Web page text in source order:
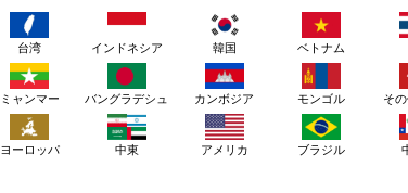
台湾 インドネシア 韓国 ベトナム
ミャンマー バングラデシュ カンボジア モンゴル そ
ヨーロッパ 中東 アメリカ ブラジル